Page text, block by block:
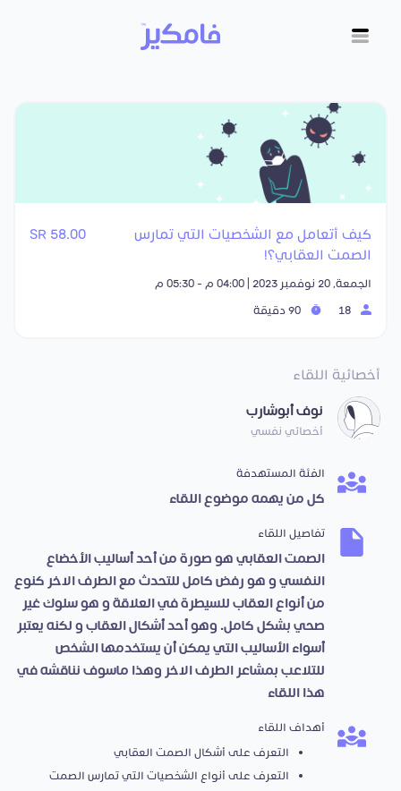
كيف أتعامل مع الشخصيات التي تمارس
الصمت العقابي؟!
58.00 SR
الجمعة, 20 نوفمبر 2023 | 04:00 م - 05:30 م
أخصائية اللقاء
نوف أبوشارب
أخصائي نفسي
الفئة المستهدفة
كل من يهمه موضوع اللقاء
تفاصيل اللقاء
الصمت العقابي هو صورة من أحد أساليب الأخضاع
النفسي و هو رفض كامل للتحدث مع الطرف الاخر كنوع
من أنواع العقاب للسيطرة في العلاقة و هو سلوك غير
صحي بشكل كامل. وهو أحد أشكال العقاب و لكنه يعتبر
أسواء الأساليب التي يمكن أن يستخدمها الشخص
للتلاعب بمشاعر الطرف الاخر وهذا ماسوف نناقشه في
هذا اللقاء
أهداف اللقاء
التعرف على أشكال الصمت العقابي
التعرف على أنواع الشخصيات التي تمارس الصمت